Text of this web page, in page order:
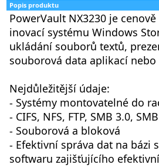
Popis produktu
PowerVault NX3230 je
inovací systému Windows
ukládání souborů textů,
souborová data aplikací
Nejdůležitější údaje:
- Systémy montovatelné do
- CIFS, NFS, FTP, SMB 3.0,
- Souborová a bloková
- Efektivní správa dat na
softwaru zajišťujícího